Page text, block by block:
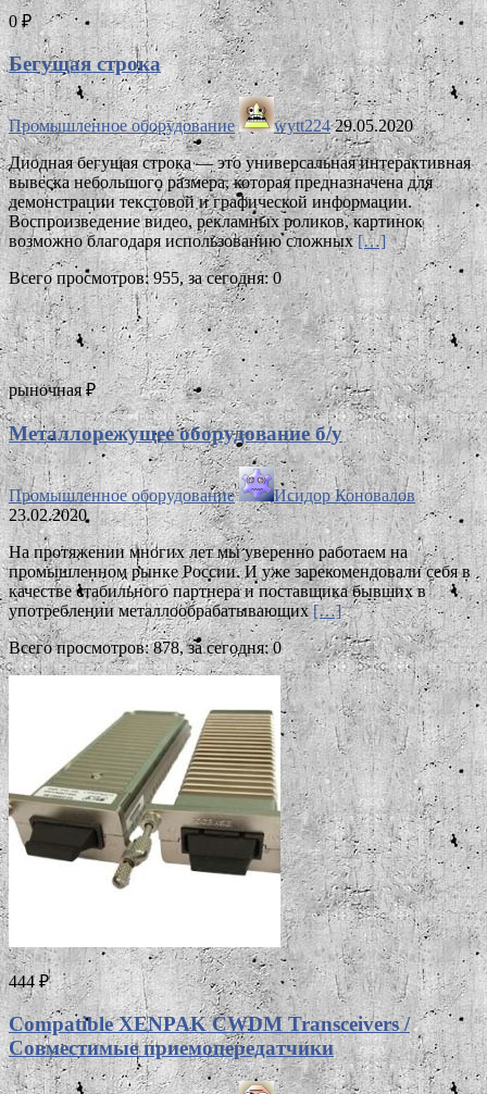
0 ₽
Бегущая строка
Промышленное оборудование wytt224 29.05.2020
Диодная бегущая строка — это универсальная интерактивная
вывеска небольшого размера, которая предназначена для
демонстрации текстовой и графической информации.
Воспроизведение видео, рекламных роликов, картинок
возможно благодаря использованию сложных[…]
Всего просмотров: 955, за сегодня: 0
рыночная ₽
Мeталлoрeжущee oбoрудoваниe б/у
Промышленное оборудование
Исидор Коновалов
23.02.2020
На протяжении многих лет мы уверенно работаем на
промышленном рынке России. И уже зарекомендовали себя в
качестве стабильного партнера и поставщика бывших в
употреблении металлообрабатывающих[…]
Всего просмотров: 878, за сегодня: 0
444 ₽
Compatible XENPAK CWDM Transceivers /
Совместимые приемопередатчики